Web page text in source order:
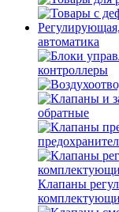
автоматика
контроллеры
обратные
Клапаны